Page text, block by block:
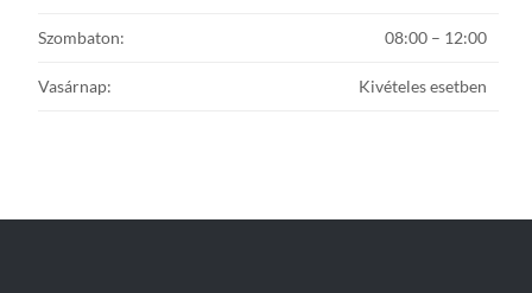
Szombaton: 08:00 – 12:00
Vasárnap: Kivételes esetben